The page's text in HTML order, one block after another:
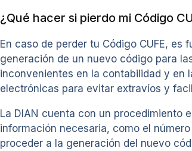
¿Qué hacer si pierdo mi Código
En caso de perder tu Código CUFE,
generación de un nuevo código para
inconvenientes en la contabilidad y en
electrónicas para evitar extravíos y
La DIAN cuenta con un procedimiento
información necesaria, como el
proceder a la generación del nuevo